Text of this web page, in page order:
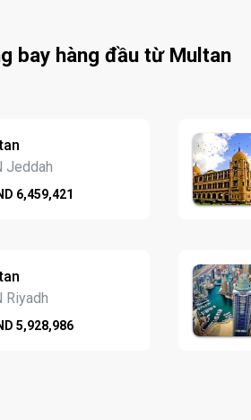
bay hàng đầu từ Multan
Jeddah
6,459,421
Riyadh
5,928,986